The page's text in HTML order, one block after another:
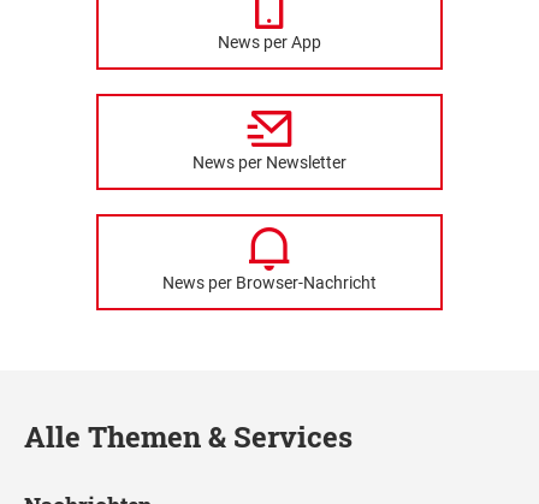
News per App
News per Newsletter
News per Browser-Nachricht
Alle Themen & Services